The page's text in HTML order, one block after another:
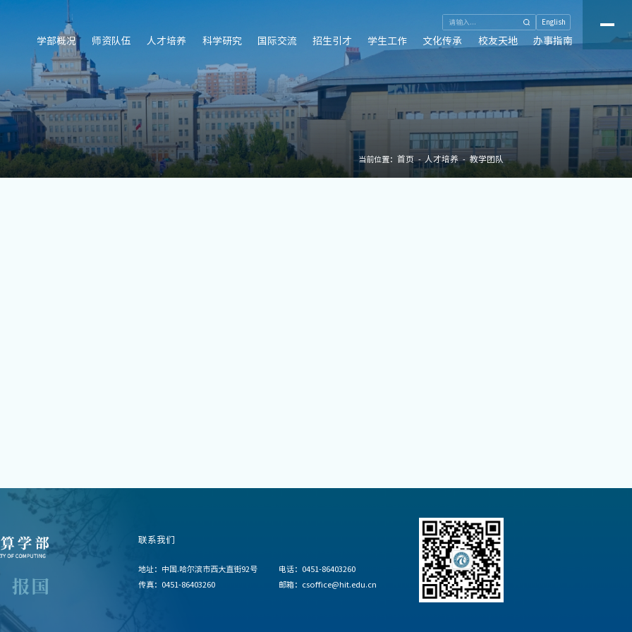
English
学部概况 师资队伍 人才培养 科学研究 国际交流 招生引才 学生工作 文化传承 校友天地 办事指南
当前位置： 首页 人才培养 教学团队
联系我们
地址：中国.哈尔滨市西大直街92号
电话：0451-86403260
传真：0451-86403260
邮箱：csoffice@hit.edu.cn